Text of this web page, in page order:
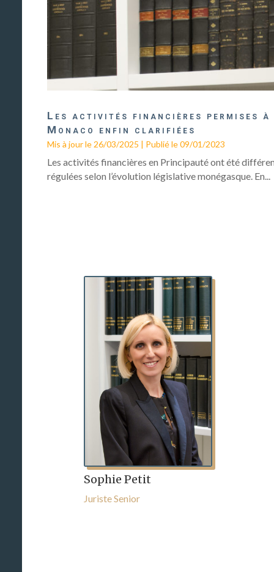
Les activités financières permises à
Monaco enfin clarifiées
Mis à jour le 26/03/2025 | Publié le 09/01/2023
Les activités financières en Principauté ont été
régulées selon l’évolution législative monégasque. En...
Sophie Petit
Juriste Senior